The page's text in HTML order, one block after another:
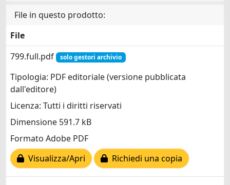
File in questo prodotto:
File
799.full.pdf
solo gestori archivio
Tipologia: PDF editoriale (versione pubblicata
dall'editore)
Licenza: Tutti i diritti riservati
Dimensione 591.7 kB
Formato Adobe PDF
Visualizza/Apri
Richiedi una copia